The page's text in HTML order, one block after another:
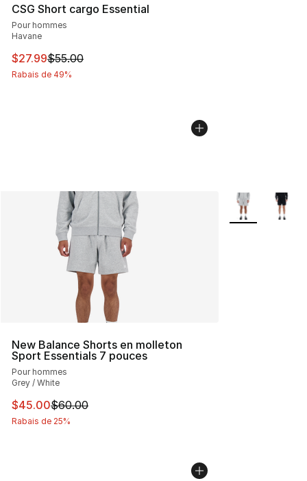
CSG Short cargo Essential
Pour hommes
Havane
Cet article est en solde. Le prix est passé de $55.00 à
$27.99$55.00
Rabais de 49%
New Balance Shorts en molleton
Sport Essentials 7 pouces
Pour hommes
Grey / White
Cet article est en solde. Le prix est passé de $60.00 à
$45.00$60.00
Rabais de 25%
Plus de